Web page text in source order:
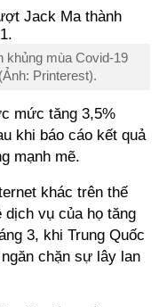
khủng mùa Covid-19
Printerest).
mức tăng 3,5%
khi báo cáo kết quả
mạnh mẽ.
khác trên thế
dịch vụ của họ tăng
3, khi Trung Quốc
chặn sự lây lan